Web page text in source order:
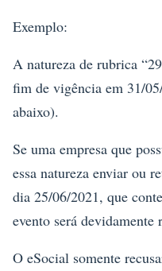
Exemplo:
A natureza de rubrica
fim de vigência em 31/
abaixo).
Se uma empresa que
essa natureza enviar ou
dia 25/06/2021, que
evento será devidamente
O eSocial somente